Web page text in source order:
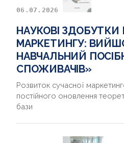
06.07.2026
НАУКОВІ ЗДОБУТКИ
МАРКЕТИНГУ:
НАВЧАЛЬНИЙ
СПОЖИВАЧІВ»
Розвиток сучасної
постійного оновлення
бази